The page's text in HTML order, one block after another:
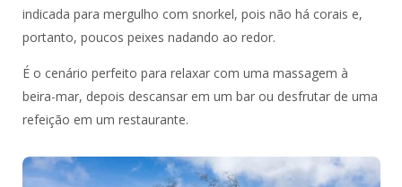
indicada para mergulho com snorkel, pois não há corais e,
portanto, poucos peixes nadando ao redor.
É o cenário perfeito para relaxar com uma massagem à
beira-mar, depois descansar em um bar ou desfrutar de uma
refeição em um restaurante.